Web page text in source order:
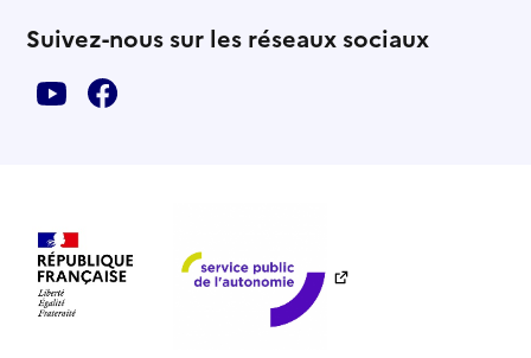
Suivez-nous sur les réseaux sociaux